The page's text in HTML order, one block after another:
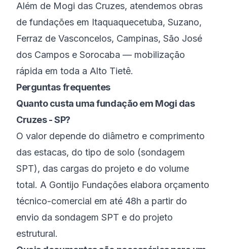
Além de Mogi das Cruzes, atendemos obras
de fundações em Itaquaquecetuba, Suzano,
Ferraz de Vasconcelos, Campinas, São José
dos Campos e Sorocaba — mobilização
rápida em toda a Alto Tietê.
Perguntas frequentes
Quanto custa uma fundação em Mogi das
Cruzes - SP?
O valor depende do diâmetro e comprimento
das estacas, do tipo de solo (sondagem
SPT), das cargas do projeto e do volume
total. A Gontijo Fundações elabora orçamento
técnico-comercial em até 48h a partir do
envio da sondagem SPT e do projeto
estrutural.